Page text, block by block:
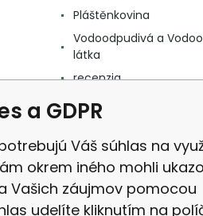
Pláštěnkovina
Vodoodpudivá a
látka
recenzia
a GDPR
Váš súhlas na
okrem iného mohli
Vašich záujmov pomocou
udelíte kliknutím na